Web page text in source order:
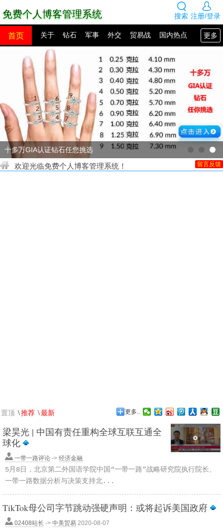
注册/登录
搜索
免费个人博客管理系统
更多
首页 关于 钻石 军事 外交 贸易战 国内热点
国外热点 2100年展望 网站建设 SEO教程 PHP教程
网站模板 源码下载 创业赚钱 网络热点 图片展示 留言板
十多万GIA认证钻石任您挑选
留言反馈
欢迎光临免费个人博客管理系统！
更多..
置顶 \推荐 \最新
梁昊光 | 中国有责任重构全球互联互通全
球化
一带一路评论 -> 经济金融
5月8日，北京第二外国语学院中国“一带一路”战略研究院执行院长、
一带一路数据分析与决策支持北...
TikTok母公司字节跳动强硬声明：或将起诉美国政府
02408站长 -> 中美贸易 2020-08-07